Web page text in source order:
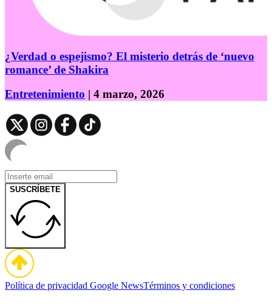
¿Verdad o espejismo? El misterio detrás de ‘nuevo
romance’ de Shakira
Entretenimiento | 4 marzo, 2026
SUSCRÍBETE
Política de privacidad Google NewsTérminos y condiciones